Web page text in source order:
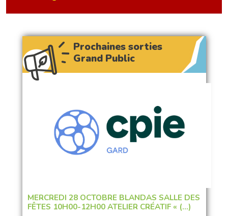
Prochaines sorties
Grand Public
MERCREDI 28 OCTOBRE BLANDAS SALLE DES
FÊTES 10H00-12H00 ATELIER CRÉATIF « (…)